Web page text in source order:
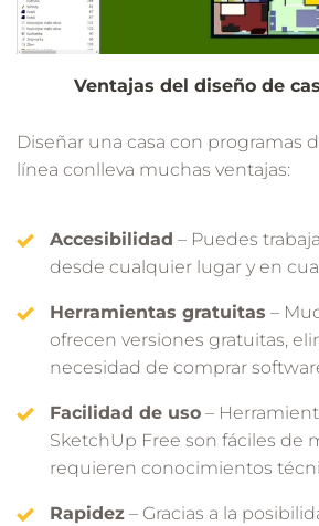
Ventajas del diseño de
Diseñar una casa con programas
línea conlleva muchas ventajas:
Accesibilidad – Puedes
desde cualquier lugar y en
Herramientas gratuitas –
ofrecen versiones gratuitas,
necesidad de comprar
Facilidad de uso –
SketchUp Free son fáciles de
requieren conocimientos
Rapidez – Gracias a la